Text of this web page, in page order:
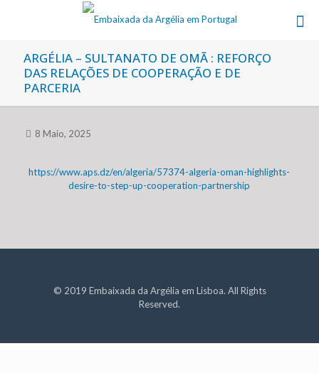
ARGÉLIA – SULTANATO DE OMÃ : REFORÇO
DAS RELAÇÕES DE COOPERAÇÃO E DE
PARCERIA
8 Maio, 2025
https://www.aps.dz/en/algeria/57374-algeria-oman-highlights-
desire-to-step-up-cooperation-partnership
© 2019 Embaixada da Argélia em Lisboa. All Rights
Reserved.